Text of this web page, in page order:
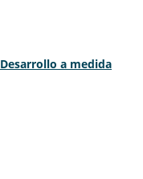
Desarrollo a medida